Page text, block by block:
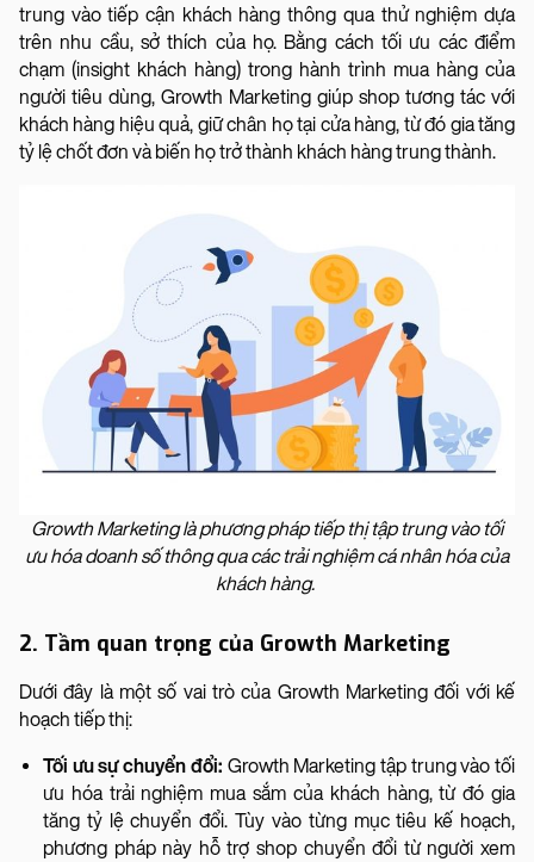
trung vào tiếp cận khách hàng thông qua thử nghiệm dựa
trên nhu cầu, sở thích của họ. Bằng cách tối ưu các điểm
chạm (insight khách hàng) trong hành trình mua hàng của
người tiêu dùng, Growth Marketing giúp shop tương tác với
khách hàng hiệu quả, giữ chân họ tại cửa hàng, từ đó gia tăng
tỷ lệ chốt đơn và biến họ trở thành khách hàng trung thành.
Growth Marketing là phương pháp tiếp thị tập trung vào tối
ưu hóa doanh số thông qua các trải nghiệm cá nhân hóa của
khách hàng.
2. Tầm quan trọng của Growth Marketing
Dưới đây là một số vai trò của Growth Marketing đối với kế
hoạch tiếp thị:
Tối ưu sự chuyển đổi: Growth Marketing tập trung vào tối
ưu hóa trải nghiệm mua sắm của khách hàng, từ đó gia
tăng tỷ lệ chuyển đổi. Tùy vào từng mục tiêu kế hoạch,
phương pháp này hỗ trợ shop chuyển đổi từ người xem